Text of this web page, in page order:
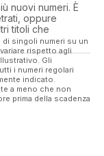
nuovi numeri. È
oppure
titoli che
singoli numeri su un
rispetto agli
Gli
i numeri regolari
indicato.
a meno che non
prima della scadenza